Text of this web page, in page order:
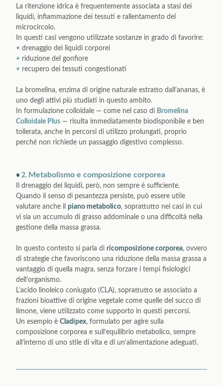
La ritenzione idrica è frequentemente associata a stasi dei
liquidi, infiammazione dei tessuti e rallentamento del
microcircolo.
In questi casi vengono utilizzate sostanze in grado di favorire:
• drenaggio dei liquidi corporei
• riduzione del gonfiore
• recupero dei tessuti congestionati
La bromelina, enzima di origine naturale estratto dall’ananas, è
uno degli attivi più studiati in questo ambito.
In formulazione colloidale — come nel caso di Bromelina
Colloidale Plus — risulta immediatamente biodisponibile e ben
tollerata, anche in percorsi di utilizzo prolungati, proprio
perché non richiede un passaggio digestivo complesso.
• 2. Metabolismo e composizione corporea
Il drenaggio dei liquidi, però, non sempre è sufficiente.
Quando il senso di pesantezza persiste, può essere utile
valutare anche il piano metabolico, soprattutto nei casi in cui
vi sia un accumulo di grasso addominale o una difficoltà nella
gestione della massa grassa.
In questo contesto si parla di ricomposizione corporea, ovvero
di strategie che favoriscono una riduzione della massa grassa a
vantaggio di quella magra, senza forzare i tempi fisiologici
dell’organismo.
L’acido linoleico coniugato (CLA), soprattutto se associato a
frazioni bioattive di origine vegetale come quelle del succo di
limone, viene utilizzato come supporto in questi percorsi.
Un esempio è Cladipex, formulato per agire sulla
composizione corporea e sull’equilibrio metabolico, sempre
all’interno di uno stile di vita e di un’alimentazione adeguati.